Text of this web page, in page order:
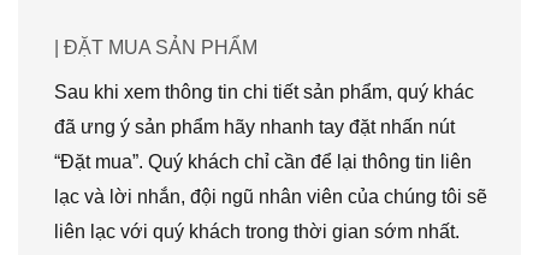
| ĐẶT MUA SẢN PHẨM
Sau khi xem thông tin chi tiết sản phẩm, quý khác
đã ưng ý sản phẩm hãy nhanh tay đặt nhấn nút
“Đặt mua”. Quý khách chỉ cần để lại thông tin liên
lạc và lời nhắn, đội ngũ nhân viên của chúng tôi sẽ
liên lạc với quý khách trong thời gian sớm nhất.